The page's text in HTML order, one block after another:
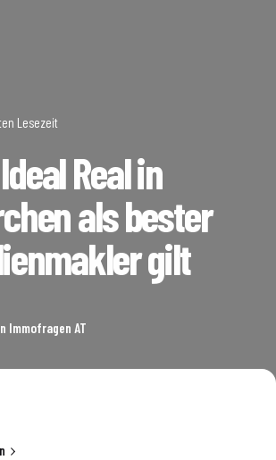
Lesezeit
Real in
als bester
gilt
Immofragen AT